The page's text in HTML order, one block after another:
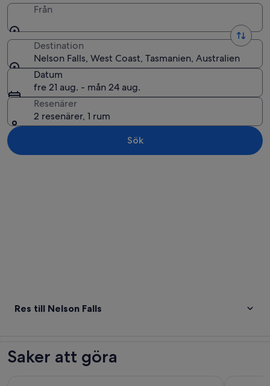
Från
Destination
Nelson Falls, West Coast, Tasmanien, Australien
Datum
fre 21 aug. - mån 24 aug.
Resenärer
2 resenärer, 1 rum
Sök
Res till Nelson Falls
Saker att göra